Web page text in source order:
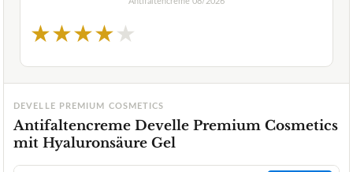
★★★★★
DEVELLE PREMIUM COSMETICS
Antifaltencreme Develle Premium Cosmetics
mit Hyaluronsäure Gel